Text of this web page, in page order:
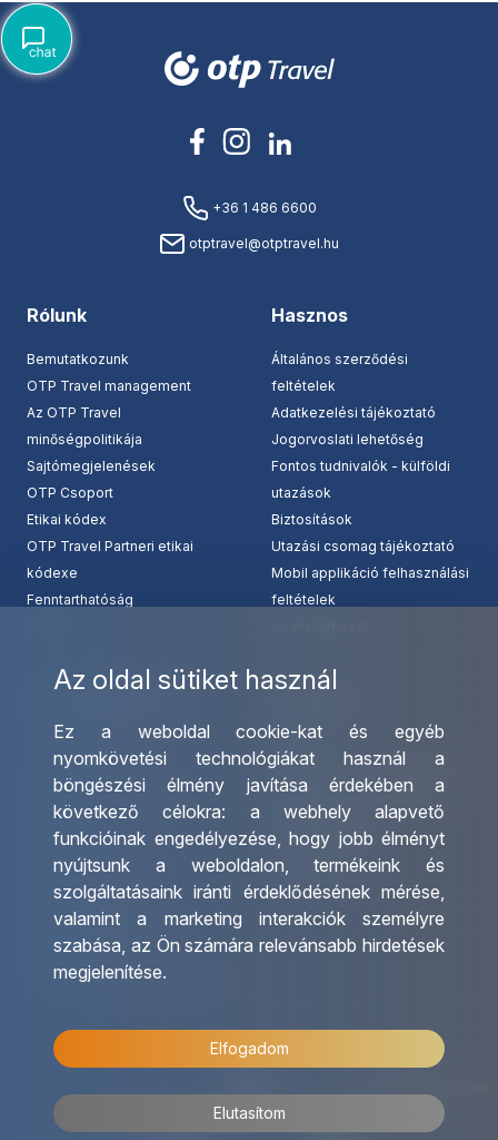
Az oldal sütiket használ
Ez a weboldal cookie-kat és egyéb
nyomkövetési technológiákat használ a
böngészési élmény javítása érdekében a
következő célokra: a webhely alapvető
funkcióinak engedélyezése, hogy jobb élményt
nyújtsunk a weboldalon,termékeink és
szolgáltatásaink iránti érdeklődésének mérése,
valamint a marketing interakciók személyre
szabása, az Ön számára relevánsabb hirdetések
megjelenítése.
Elfogadom
Elutasítom
+36 1 486 6600
otptravel@otptravel.hu
Rólunk
Bemutatkozunk
OTP Travel management
Az OTP Travel
minőségpolitikája
Sajtómegjelenések
OTP Csoport
Etikai kódex
OTP Travel Partneri etikai
kódexe
Fenntarthatóság
Hasznos
Általános szerződési
feltételek
Adatkezelési tájékoztató
Jogorvoslati lehetőség
Fontos tudnivalók - külföldi
utazások
Biztosítások
Utazási csomag tájékoztató
Mobil applikáció felhasználási
feltételek
Csoportos utazások
szervezése
Egyéni utak szervezése
Hajóutak
Üzleti utaztatás
Nemzetközi tanár és
diákigazolványok
Letölthető katalógusunk
Ajándékutalvány
OTP Travel kedvezmények
Irodáink
Utazásszervező partnereink
Viszonteladó Partnereink
Partnereinknek
Utazási kérdőív
Impresszum